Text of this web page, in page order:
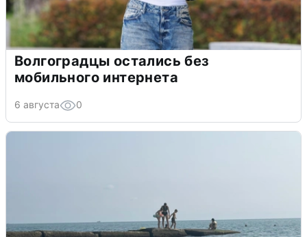
Волгоградцы остались без
мобильного интернета
6 августа 0